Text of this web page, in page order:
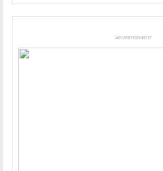
ADVERTISEMENT